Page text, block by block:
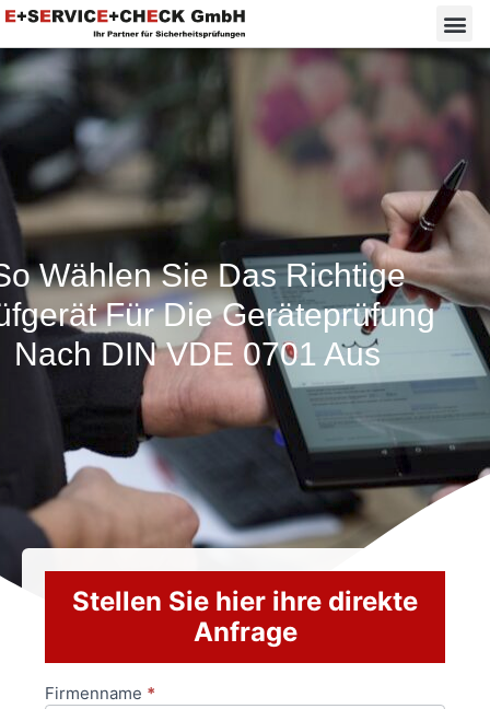
Wählen Sie Das Richtige
Für Die Geräteprüfung
Nach DIN VDE 0701 Aus
Stellen Sie hier ihre direkte
Anfrage
Anfrageformular
Firmenname *